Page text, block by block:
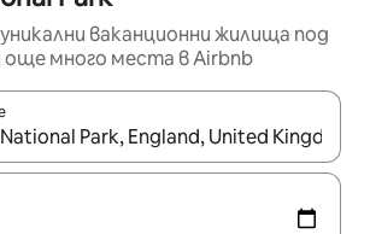
ваканционни жилища под
още много места в Airbnb
се покажат, използвайте